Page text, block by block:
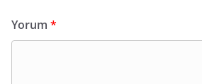
Yorum *